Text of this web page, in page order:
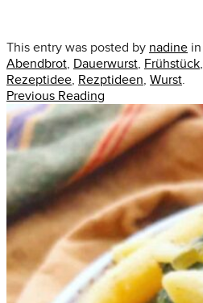
This entry was posted by nadine in
Abendbrot, Dauerwurst, Frühstück,
Rezeptidee, Rezptideen, Wurst.
Previous Reading